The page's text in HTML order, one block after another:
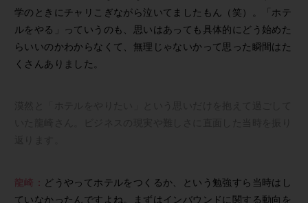
学のときにチャリこぎながら泣いてましたもん（笑）。「ホテ
ルをやる」っていうのも、思いはあっても具体的にどう始めた
らいいのかわからなくて、無理じゃないかって思った瞬間はた
くさんありました。
龍崎： どうやってホテルをつくるか、という勉強すら当時はし
ていなかったんですよね。まずはインバウンドに関する動向を